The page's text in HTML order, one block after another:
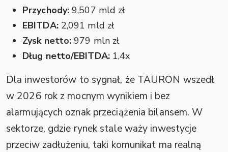
Przychody: 9,507 mld zł
EBITDA:2,091 mld zł
Zysk netto: 979 mln zł
Dług netto/EBITDA:1,4x
Dla inwestorów to sygnał, że TAURON wszedł
w 2026 rok z mocnym wynikiem i bez
alarmujących oznak przeciążenia bilansem. W
sektorze, gdzie rynek stale waży inwestycje
przeciw zadłużeniu, taki komunikat ma realną